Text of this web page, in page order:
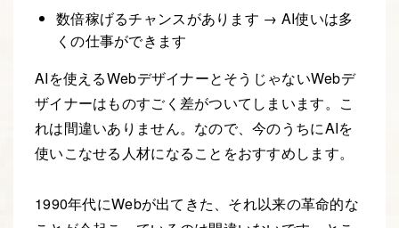
数倍稼げるチャンスがあります → AI使いは多
くの仕事ができます
AIを使えるWebデザイナーとそうじゃないWebデ
ザイナーはものすごく差がついてしまいます。こ
れは間違いありません。なので、今のうちにAIを
使いこなせる人材になることをおすすめします。
1990年代にWebが出てきた、それ以来の革命的な